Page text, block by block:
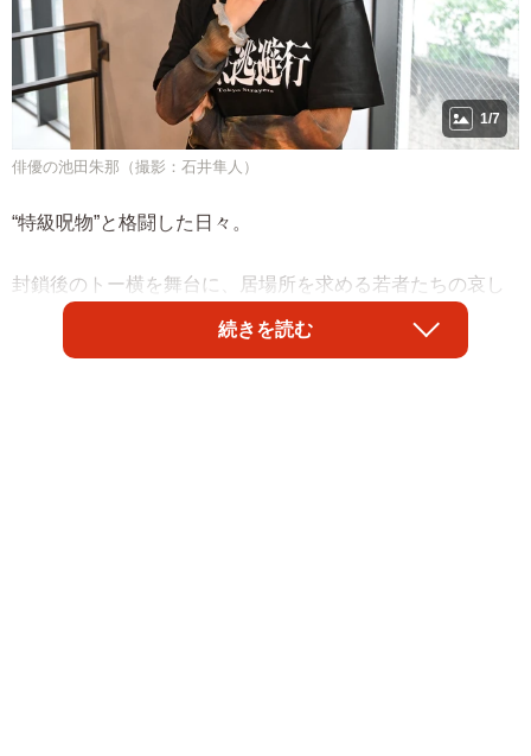
1/7
俳優の池田朱那（撮影：石井隼人）
“特級呪物”と格闘した日々。
封鎖後のトー横を舞台に、居場所を求める若者たちの哀し
き彷徨を描いた映画『東京逃避行』。行き場のない少女た
ちを歌舞伎町に誘い込む日和を、池田朱那（24）が演じて
続きを読む